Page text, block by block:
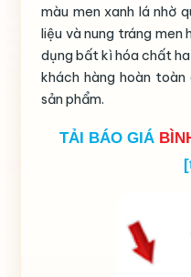
màu men xanh lá nhờ
liệu và nung tráng men
dụng bất kì hóa chất
khách hàng hoàn
sản phẩm.
TẢI BÁO GIÁ